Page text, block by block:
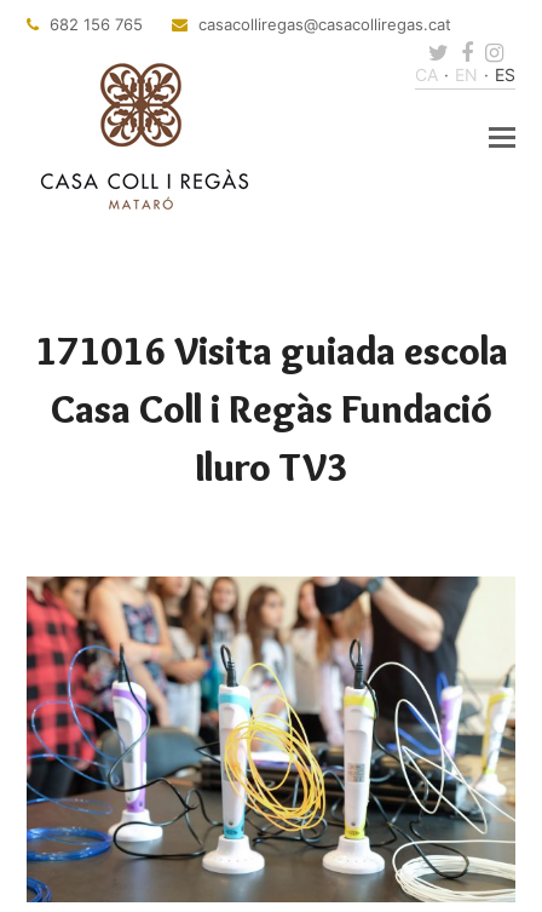
682 156 765 tac.sagerillocasac
@sagerillocasac
Twitter
CA EN ES
171016 Visita guiada escola
Casa Coll i Regàs Fundació
Iluro TV3